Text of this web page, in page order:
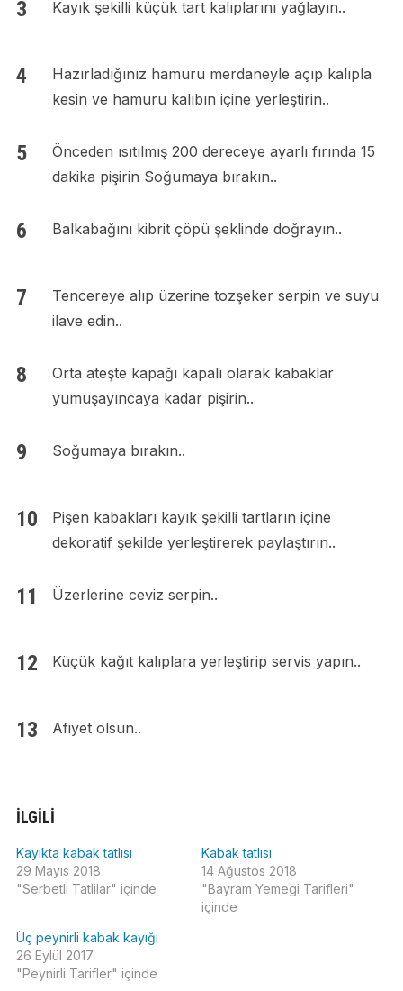
Kayık şekilli küçük tart kalıplarını yağlayın..
Hazırladığınız hamuru merdaneyle açıp kalıpla
kesin ve hamuru kalıbın içine yerleştirin..
Önceden ısıtılmış 200 dereceye ayarlı fırında 15
dakika pişirin Soğumaya bırakın..
Balkabağını kibrit çöpü şeklinde doğrayın..
Tencereye alıp üzerine tozşeker serpin ve suyu
ilave edin..
Orta ateşte kapağı kapalı olarak kabaklar
yumuşayıncaya kadar pişirin..
Soğumaya bırakın..
Pişen kabakları kayık şekilli tartların içine
dekoratif şekilde yerleştirerek paylaştırın..
Üzerlerine ceviz serpin..
Küçük kağıt kalıplara yerleştirip servis yapın..
Afiyet olsun..
İLGILI
Kayıkta kabak tatlısı
29 Mayıs 2018
"Serbetli Tatlilar" içinde
Kabak tatlısı
14 Ağustos 2018
"Bayram Yemegi Tarifleri"
içinde
Üç peynirli kabak kayığı
26 Eylül 2017
"Peynirli Tarifler" içinde